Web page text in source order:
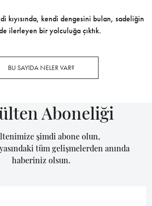
kıyısında, kendi dengesini bulan, sadeliğin
ilerleyen bir yolculuğa çıktık.
BU SAYIDA NELER VAR?
Aboneliği
şimdi abone olun,
tüm gelişmelerden anında
haberiniz olsun.